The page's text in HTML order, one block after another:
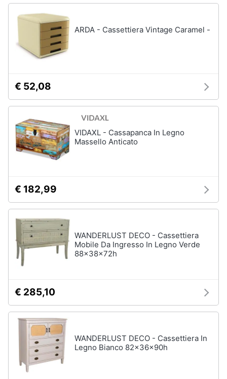
matrimoniale
Copridivano
tutti
Illuminazione
Philips
selction
Lampadari
Lampadari
sale
Vedi
tutti
Arredamento
Piscine
fuori
Casette
Gazebo
ARDA - Cassettiera Vintage Caramel -
€ 52,08
VIDAXL - Cassapanca In Legno
Massello Anticato
€ 182,99
WANDERLUST DECO - Cassettiera
Mobile Da Ingresso In Legno Verde
88x38x72h
€ 285,10
WANDERLUST DECO - Cassettiera In
Legno Bianco 82x36x90h